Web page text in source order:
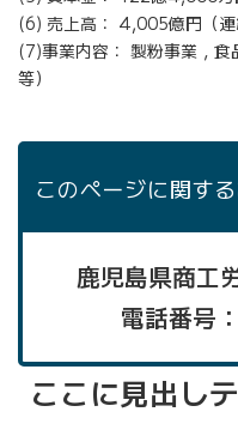
(6) 売上高： 4,005億円（連
(7)事業内容： 製粉事業，食
等）
このページに関す
鹿児島県商工
電話番号
ここに見出し